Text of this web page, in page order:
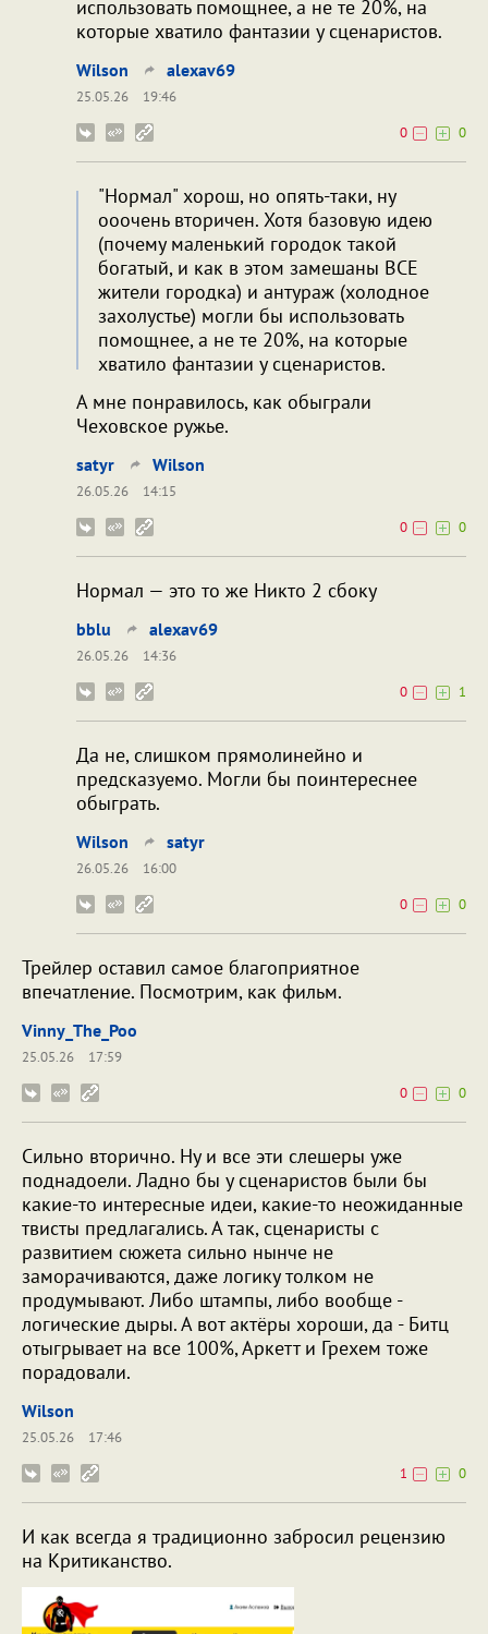
использовать помощнее, а не те 20%, на
которые хватило фантазии у сценаристов.
Wilson alexav69
25.05.26
19:46
0
0
"Нормал" хорош, но опять-таки, ну
ооочень вторичен. Хотя базовую идею
(почему маленький городок такой
богатый, и как в этом замешаны ВСЕ
жители городка) и антураж (холодное
захолустье) могли бы использовать
помощнее, а не те 20%, на которые
хватило фантазии у сценаристов.
А мне понравилось, как обыграли
Чеховское ружье.
satyr Wilson
26.05.26
14:15
0
0
Нормал — это то же Никто 2 сбоку
bblu alexav69
26.05.26
14:36
0
1
Да не, слишком прямолинейно и
предсказуемо. Могли бы поинтереснее
обыграть.
Wilson satyr
26.05.26
16:00
0
0
Трейлер оставил самое благоприятное
впечатление. Посмотрим, как фильм.
Vinny_The_Poo
25.05.26
17:59
0
0
Сильно вторично. Ну и все эти слешеры уже
поднадоели. Ладно бы у сценаристов были бы
какие-то интересные идеи, какие-то неожиданные
твисты предлагались. А так, сценаристы с
развитием сюжета сильно нынче не
заморачиваются, даже логику толком не
продумывают. Либо штампы, либо вообще -
логические дыры. А вот актёры хороши, да - Битц
отыгрывает на все 100%, Аркетт и Грехем тоже
порадовали.
Wilson
25.05.26
17:46
1
0
И как всегда я традиционно забросил рецензию
на Критиканство.